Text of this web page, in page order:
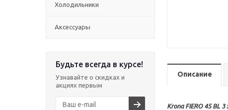
Холодильники
Аксессуары
Будьте всегда в курсе!
Узнавайте о скидках и
акциях первым
Описание
Krona FIERO 45 BL